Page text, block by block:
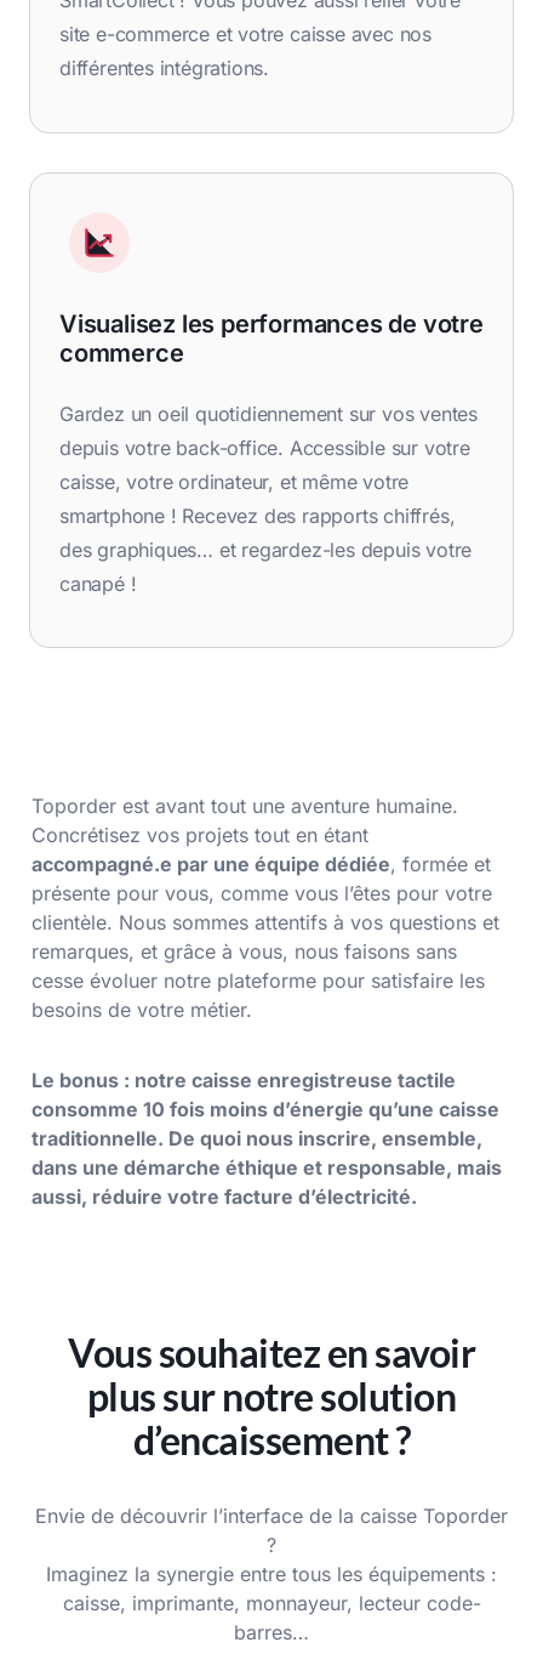
site e-commerce et votre caisse avec nos
différentes intégrations.
Visualisez les performances de votre
commerce
Gardez un oeil quotidiennement sur vos ventes
depuis votre back-office. Accessible sur votre
caisse, votre ordinateur, et même votre
smartphone ! Recevez des rapports chiffrés,
des graphiques… et regardez-les depuis votre
canapé !
Toporder est avant tout une aventure humaine.
Concrétisez vos projets tout en étant
accompagné.e par une équipe dédiée, formée et
présente pour vous, comme vous l’êtes pour votre
clientèle. Nous sommes attentifs à vos questions et
remarques, et grâce à vous, nous faisons sans
cesse évoluer notre plateforme pour satisfaire les
besoins de votre métier.
Le bonus : notre caisse enregistreuse tactile
consomme 10 fois moins d’énergie qu’une caisse
traditionnelle. De quoi nous inscrire, ensemble,
dans une démarche éthique et responsable, mais
aussi, réduire votre facture d’électricité.
Vous souhaitez en savoir
plus sur notre solution
d’encaissement ?
Envie de découvrir l’interface de la caisse Toporder
?
Imaginez la synergie entre tous les équipements :
caisse, imprimante, monnayeur, lecteur code-
barres…